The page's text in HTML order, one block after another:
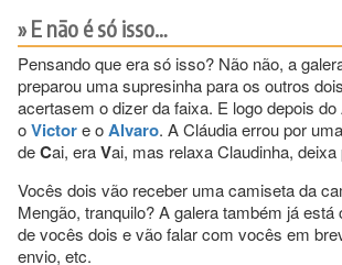
E não é só isso…
Pensando que era só isso? Não não, a
preparou uma supresinha para os outros
acertasem o dizer da faixa. E logo depois
oVictore oAlvaro. A Cláudia errou por
deCai, eraVai, mas relaxa Claudinha,
Vocês dois vão receber uma camiseta da
Mengão, tranquilo? A galera também já
de vocês dois e vão falar com vocês em
envio, etc.